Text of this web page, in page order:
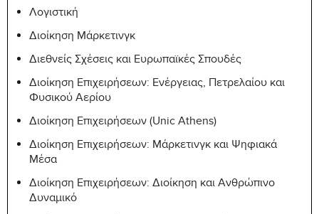
BADM-
Technical Writing and
Research
SECTION: G UNALLOCATED COURSES
Min. ECTS Credits: 0 Max. ECTS Credits: 0
Λογιστική
Διοίκηση Μάρκετινγκ
Διεθνείς Σχέσεις και Ευρωπαϊκές Σπουδές
Διοίκηση Επιχειρήσεων: Ενέργειας, Πετρελαίου και
Φυσικού Aερίου
Διοίκηση Επιχειρήσεων (Unic Athens)
Διοίκηση Επιχειρήσεων: Μάρκετινγκ και Ψηφιακά
Μέσα
Διοίκηση Επιχειρήσεων: Διοίκηση και Ανθρώπινο
Δυναμικό